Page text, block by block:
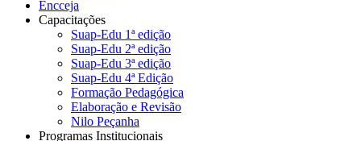
Encceja
Capacitações
Suap-Edu 1ª edição
Suap-Edu 2ª edição
Suap-Edu 3ª edição
Suap-Edu 4ª Edição
Formação Pedagógica
Elaboração e Revisão
Nilo Peçanha
Programas Institucionais